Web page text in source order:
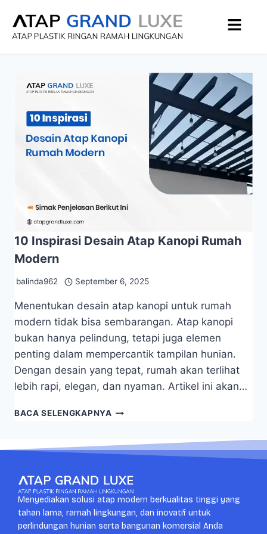
10 Inspirasi Desain Atap Kanopi Rumah
Modern
balinda962 September 6, 2025
Menentukan desain atap kanopi untuk rumah
modern tidak bisa sembarangan. Atap kanopi
bukan hanya pelindung, tetapi juga elemen
penting dalam mempercantik tampilan hunian.
Dengan desain yang tepat, rumah akan terlihat
lebih rapi, elegan, dan nyaman. Artikel ini akan…
BACA SELENGKAPNYA
Menyediakan solusi atap modern berkualitas tinggi yang
tahan lama, ramah lingkungan, dan inovatif untuk
perlindungan hunian serta bangunan komersial Anda